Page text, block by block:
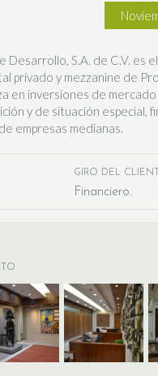
Desarrollo, S.A. de C.V. es
privado y mezzanine de
en inversiones de
y de situación especial,
empresas medianas.
GIRO DEL
Financiero